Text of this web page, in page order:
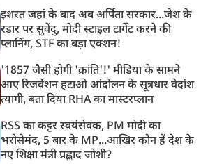
इशरत जहां के बाद अब अर्पिता सरकार...जैश के
रडार पर सुवेंदु, मोदी स्टाइल टार्गेट करने की
प्लानिंग, STF का बड़ा एक्शन!
'1857 जैसी होगी 'क्रांति'!' मीडिया के सामने
आए रिजर्वेशन हटाओ आंदोलन के सूत्रधार वेदांश
त्यागी, बता दिया RHA का मास्टरप्लान
RSS का कट्टर स्वयंसेवक, PM मोदी का
भरोसेमंद, 5 बार के MP...आखिर कौन हैं देश के
नए शिक्षा मंत्री प्रह्लाद जोशी?